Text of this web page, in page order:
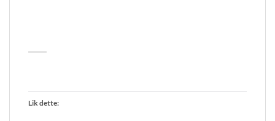
Lik dette: